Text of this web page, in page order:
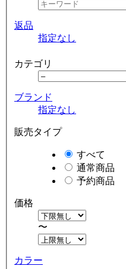
返品
指定なし
カテゴリ
ブランド
指定なし
販売タイプ
すべて
通常商品
予約商品
価格
〜
カラー